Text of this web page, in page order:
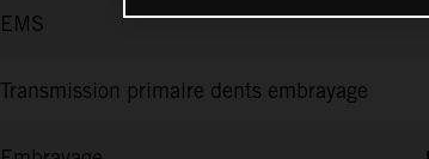
EMS
Transmission primaire dents embrayage